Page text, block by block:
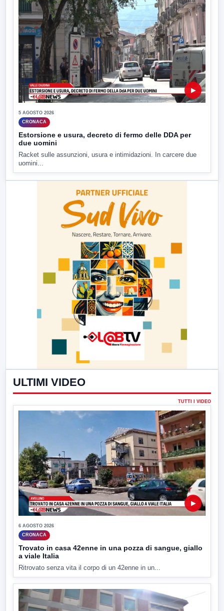
▶
5 AGOSTO 2026
CRONACA
Estorsione e usura, decreto di fermo delle DDA per
due uomini
Racket sulle assunzioni, usura e intimidazioni. In carcere due
uomini...
ULTIMI VIDEO
TUTTI I VIDEO
▶
6 AGOSTO 2026
CRONACA
Trovato in casa 42enne in una pozza di sangue, giallo
a viale Italia
Ritrovato senza vita il corpo di un 42enne in un...